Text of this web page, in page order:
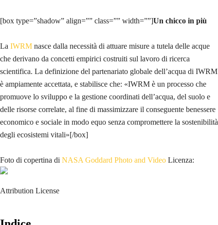
[box type=”shadow” align=”” class=”” width=””]Un chicco in più
La IWRM nasce dalla necessità di attuare misure a tutela delle acque
che derivano da concetti empirici costruiti sul lavoro di ricerca
scientifica. La definizione del partenariato globale dell’acqua di IWRM
è ampiamente accettata, e stabilisce che: «IWRM è un processo che
promuove lo sviluppo e la gestione coordinati dell’acqua, del suolo e
delle risorse correlate, al fine di massimizzare il conseguente benessere
economico e sociale in modo equo senza compromettere la sostenibilità
degli ecosistemi vitali»[/box]
Foto di copertina di NASA Goddard Photo and Video Licenza:
Attribution License